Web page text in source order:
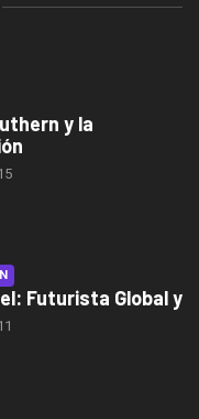
y la
Futurista Global y